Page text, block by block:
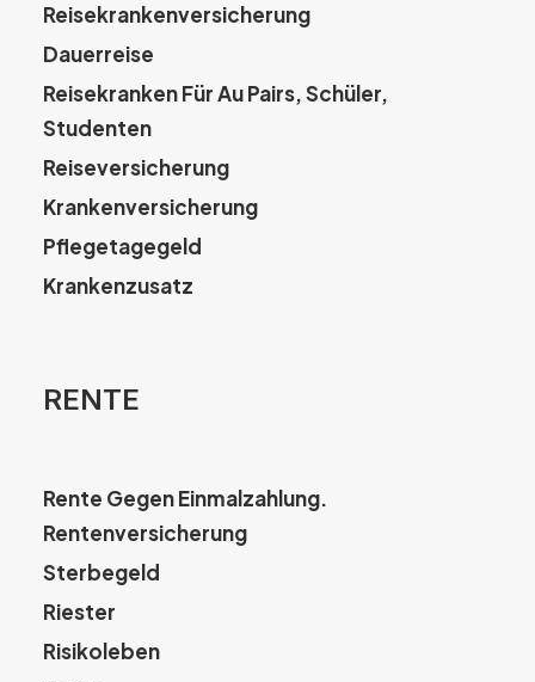
Reisekrankenversicherung
Dauerreise
Reisekranken Für Au Pairs, Schüler,
Studenten
Reiseversicherung
Krankenversicherung
Pflegetagegeld
Krankenzusatz
RENTE
Rente Gegen Einmalzahlung.
Rentenversicherung
Sterbegeld
Riester
Risikoleben